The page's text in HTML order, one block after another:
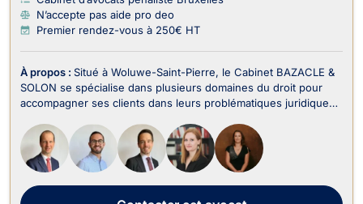
N’accepte pas aide pro deo
Premier rendez-vous à 250€ HT
À propos : Situé à Woluwe-Saint-Pierre, le Cabinet BAZACLE &
SOLON se spécialise dans plusieurs domaines du droit pour
accompagner ses clients dans leurs problématiques juridiques
des Affaires, Droit des Sociétés, Droit des Affaires, Droit des
Successions, Droit Commercia...